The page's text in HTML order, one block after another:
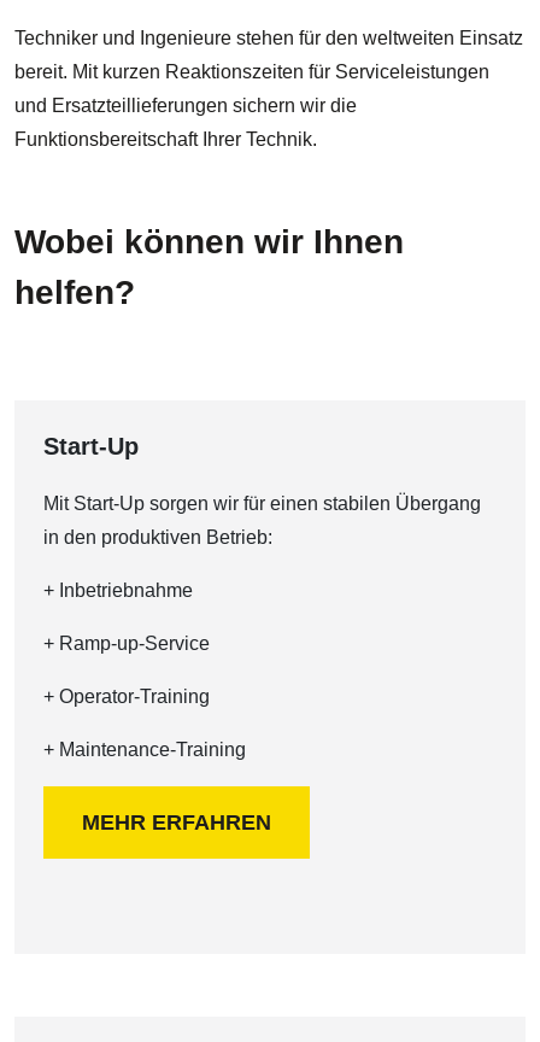
Techniker und Ingenieure stehen für den weltweiten Einsatz
bereit. Mit kurzen Reaktionszeiten für Serviceleistungen
und Ersatzteillieferungen sichern wir die
Funktionsbereitschaft Ihrer Technik.
Wobei können wir Ihnen
helfen?
Start-Up
Mit Start-Up sorgen wir für einen stabilen Übergang
in den produktiven Betrieb:
+ Inbetriebnahme
+ Ramp-up-Service
+ Operator-Training
+ Maintenance-Training
MEHR ERFAHREN